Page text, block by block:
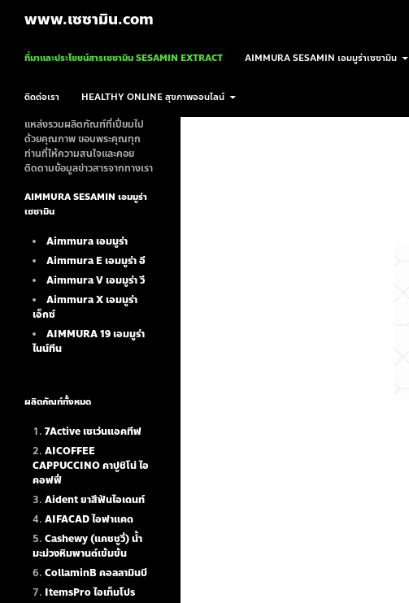
www.เซซามิน.com
ที่มาและประโยชน์สารเซซามิน SESAMIN EXTRACT
AIMMURA SESAMIN เอมมูร่าเซซามิน
ติดต่อเรา HEALTHY ONLINE สุขภาพออนไลน์
แหล่งรวมผลิตภัณฑ์ที่เปี่ยมไป
ด้วยคุณภาพ ขอบพระคุณทุก
ท่านที่ให้ความสนใจและคอย
ติดตามข้อมูลข่าวสารจากทางเรา
AIMMURA SESAMIN เอมมูร่า
เซซามิน
Aimmura เอมมูร่า
Aimmura E เอมมูร่า อี
Aimmura V เอมมูร่า วี
Aimmura X เอมมูร่า
เอ็กซ์
AIMMURA 19เอมมูร่า
ไนน์ทีน
ผลิตภัณฑ์ทั้งหมด
7Active เซเว่นแอคทีฟ
AICOFFEE
CAPPUCCINO คาปูชิโน่ ไอ
คอฟฟี่
Aident ยาสีฟันไอเดนท์
AIFACAD ไอฟาแคด
Cashewy (แคชชูวี่) น้ำ
มะม่วงหิมพานต์เข้มข้น
CollaminB คอลลามินบี
ItemsPro ไอเท็มโปร